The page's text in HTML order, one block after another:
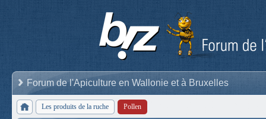
Forum de l'Apiculture en Wallonie et à Bruxelles
Les produits de la ruche Pollen